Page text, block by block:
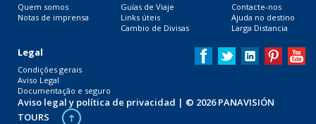
Quem somos
Notas de imprensa
Guías de Viaje
Links úteis
Cambio de Divisas
Contacte-nos
Ajuda no destino
Larga Distancia
Legal
Condições gerais
Aviso Legal
Documentação e seguro
Aviso legal y política de privacidad | © 2026 PANAVISIÓN
TOURS